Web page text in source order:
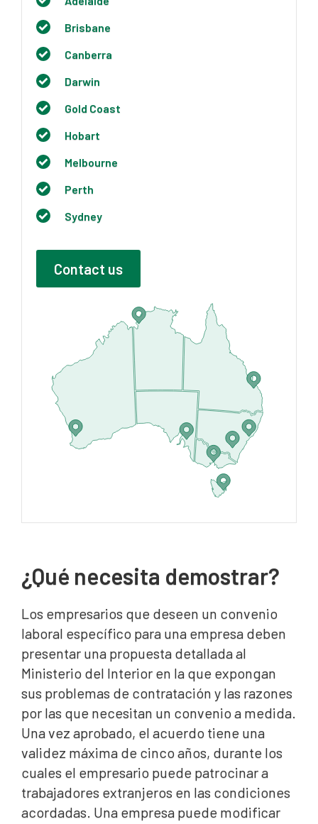
Brisbane
Canberra
Darwin
Gold Coast
Hobart
Melbourne
Perth
Sydney
Contact us
¿Qué necesita demostrar?
Los empresarios que deseen un convenio
laboral específico para una empresa deben
presentar una propuesta detallada al
Ministerio del Interior en la que expongan
sus problemas de contratación y las razones
por las que necesitan un convenio a medida.
Una vez aprobado, el acuerdo tiene una
validez máxima de cinco años, durante los
cuales el empresario puede patrocinar a
trabajadores extranjeros en las condiciones
acordadas. Una empresa puede modificar